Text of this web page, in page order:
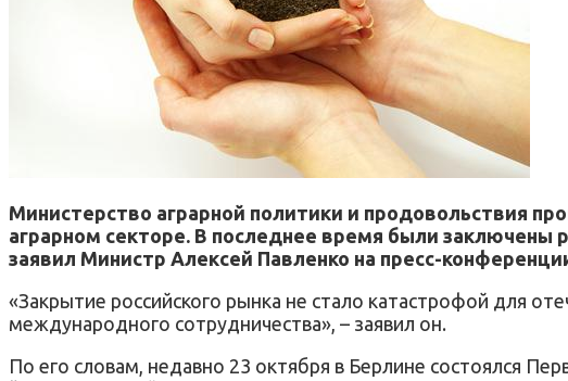
Министерство аграрной политики и продовольствия
аграрном секторе. В последнее время были
заявил Министр Алексей Павленко на пресс-
«Закрытие российского рынка не стало катастрофой для
международного сотрудничества», – заявил он.
По его словам, недавно 23 октября в Берлине состоялся